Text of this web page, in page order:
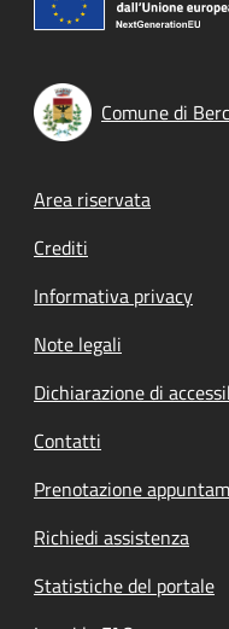
Comune di
Footer menu
Area riservata
Crediti
Informativa privacy
Note legali
Dichiarazione di
Contatti
Prenotazione
Richiedi assistenza
Statistiche del portale